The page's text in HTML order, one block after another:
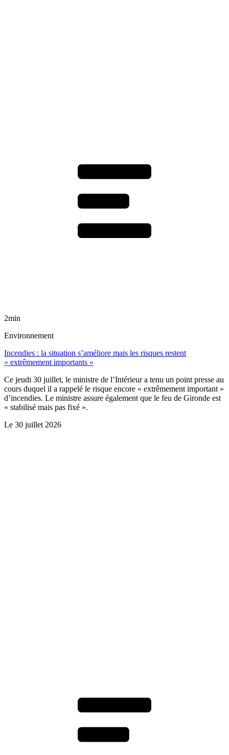
2min
Environnement
Incendies : la situation s’améliore mais les risques restent
« extrêmement importants »
Ce jeudi 30 juillet, le ministre de l’Intérieur a tenu un point presse au
cours duquel il a rappelé le risque encore « extrêmement important »
d’incendies. Le ministre assure également que le feu de Gironde est
« stabilisé mais pas fixé ».
Le 30 juillet 2026